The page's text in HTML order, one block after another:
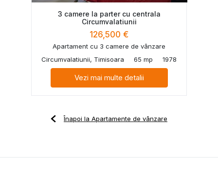
3 camere la parter cu centrala
Circumvalatiunii
126,500 €
Apartament cu 3 camere de vânzare
Circumvalatiunii, Timisoara
65 mp 1978
Vezi mai multe detalii
Înapoi la Apartamente de vânzare